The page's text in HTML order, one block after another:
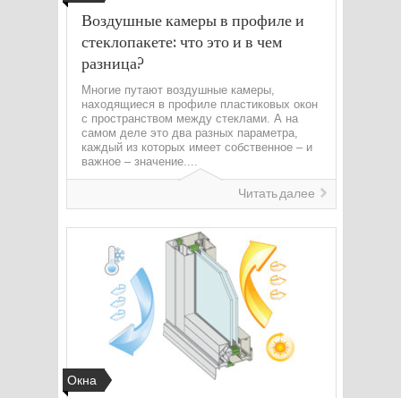
Воздушные камеры в профиле и
стеклопакете: что это и в чем
разница?
Многие путают воздушные камеры,
находящиеся в профиле пластиковых окон
с пространством между стеклами. А на
самом деле это два разных параметра,
каждый из которых имеет собственное – и
важное – значение....
Читать далее
Окна